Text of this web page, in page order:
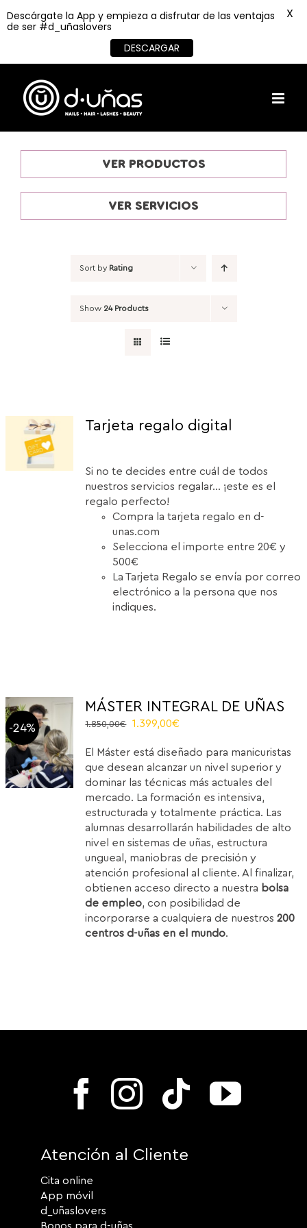
content
VER PRODUCTOS
VER SERVICIOS
Sort by Rating
Show 24 Products
Tarjeta regalo digital
Si no te decides entre cuál de todos
nuestros servicios regalar... ¡este es el
regalo perfecto!
Compra la tarjeta regalo en d-
unas.com
Selecciona el importe entre 20€ y
500€
La Tarjeta Regalo se envía por correo
electrónico a la persona que nos
indiques.
-24%
MÁSTER INTEGRAL DE UÑAS
1.850,00€
Original
was:
1.850,00€.
1.399,00€
is:
1.399,00€.
El Máster está diseñado para manicuristas
que desean alcanzar un nivel superior y
dominar las técnicas más actuales del
mercado. La formación es intensiva,
estructurada y totalmente práctica. Las
alumnas desarrollarán habilidades de alto
nivel en sistemas de uñas, estructura
ungueal, maniobras de precisión y
atención profesional al cliente. Al finalizar,
obtienen acceso directo a nuestra bolsa
de empleo, con posibilidad de
incorporarse a cualquiera de nuestros200
centros d-uñas en el mundo.
Atención al Cliente
Cita online
App móvil
d_uñaslovers
Descárgate la App y empieza a disfrutar de las ventajas
de ser #d_uñaslovers
DESCARGAR
X